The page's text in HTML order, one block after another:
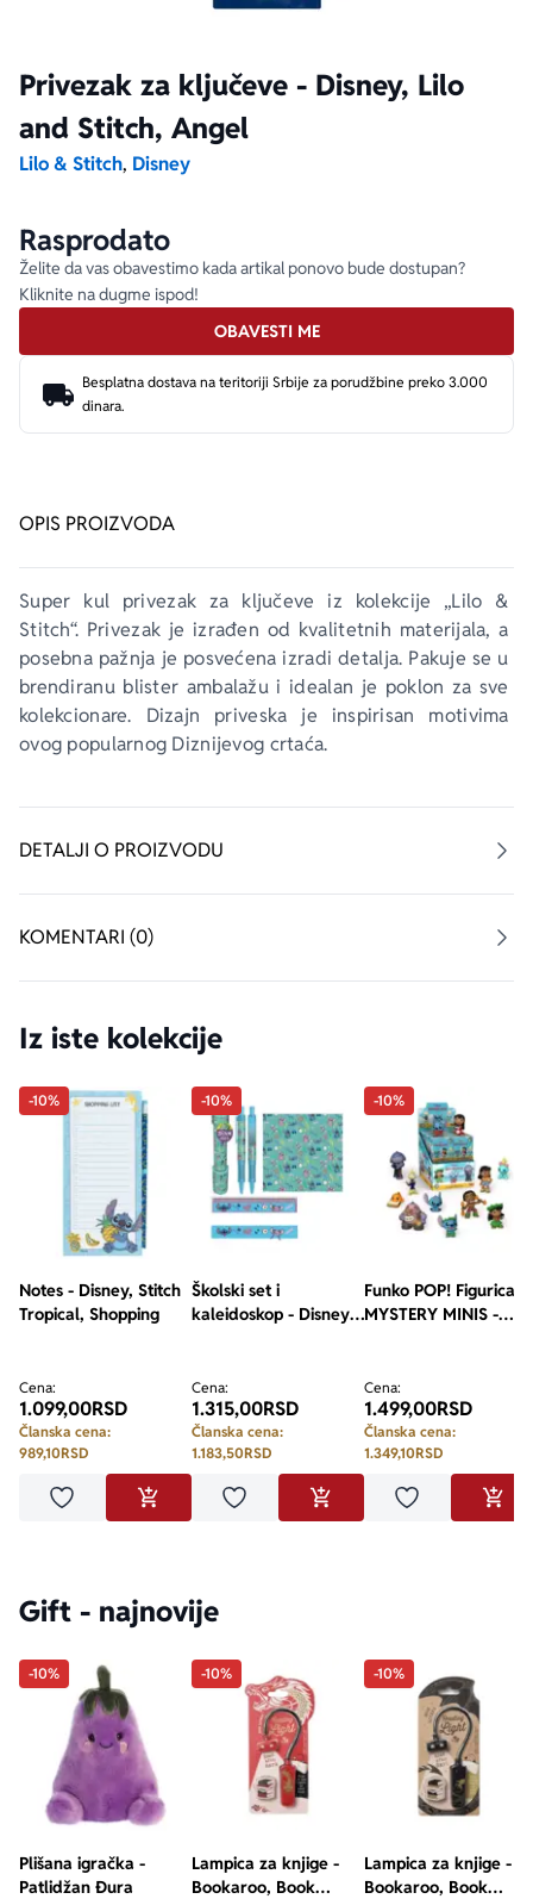
Privezak za ključeve - Disney, Lilo
and Stitch, Angel
Lilo & Stitch, Disney
OPIS PROIZVODA
Super kul privezak za ključeve iz kolekcije „Lilo &
Stitch“. Privezak je izrađen od kvalitetnih materijala, a
posebna pažnja je posvećena izradi detalja. Pakuje se u
brendiranu blister ambalažu i idealan je poklon za sve
kolekcionare. Dizajn priveska je inspirisan motivima
ovog popularnog Diznijevog crtaća.
DETALJI O PROIZVODU
KOMENTARI (0)
Rasprodato
Želite da vas obavestimo kada artikal ponovo bude dostupan?
Kliknite na dugme ispod!
OBAVESTI ME
Besplatna dostava na teritoriji Srbije za porudžbine preko 3.000
dinara.
Iz iste kolekcije
-10%
Notes - Disney, Stitch
Tropical, Shopping
Cena:
1.099,00RSD
Članska cena:
989,10RSD
Dodaj u omiljeneDODAJ U KORPU
-10%
Školski set i
kaleidoskop - Disney,
Cena:
1.315,00RSD
Članska cena:
1.183,50RSD
Dodaj u omiljeneDODAJ U KORPU
-10%
Funko POP! Figurica -
MYSTERY MINIS -
Cena:
1.499,00RSD
Članska cena:
1.349,10RSD
Dodaj u
Gift - najnovije
-10%
Plišana igračka -
Patlidžan Đura
-10%
Lampica za knjige -
Bookaroo, Book
-10%
Lampica za knjige -
Bookaroo, Book
Za poklon
Autori
Lični razvoj i popularna psihologija
Dejan Tiago-Stanković
Harlan Koben